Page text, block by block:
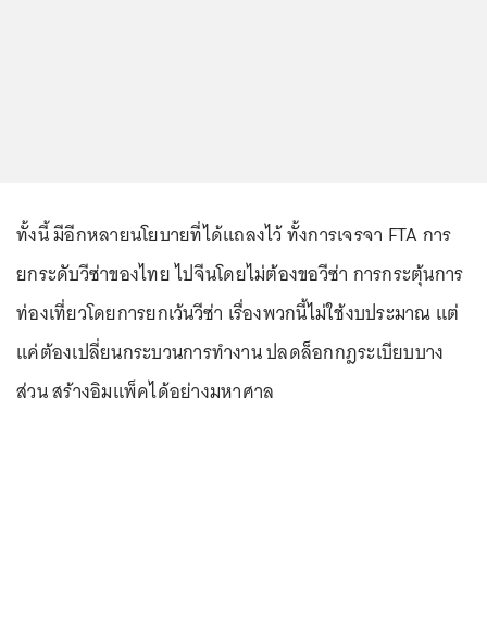
ทั้งนี้ มีอีกหลายนโยบายที่ได้แถลงไว้ ทั้งการเจรจา FTA การ
ยกระดับวีซ่าของไทย ไปจีนโดยไม่ต้องขอวีซ่า การกระตุ้นการ
ท่องเที่ยวโดยการยกเว้นวีซ่า เรื่องพวกนี้ไม่ใช้งบประมาณ แต่
แค่ต้องเปลี่ยนกระบวนการทำงาน ปลดล็อกกฎระเบียบบาง
ส่วน สร้างอิมแพ็คได้อย่างมหาศาล